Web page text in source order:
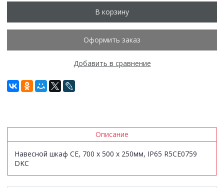
В корзину
Оформить заказ
Добавить в сравнение
Описание
Навесной шкаф CE, 700 x 500 x 250мм, IP65 R5CE0759
DKC